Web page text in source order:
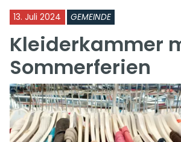
13. Juli 2024 GEMEINDE
Kleiderkammer
Sommerferien